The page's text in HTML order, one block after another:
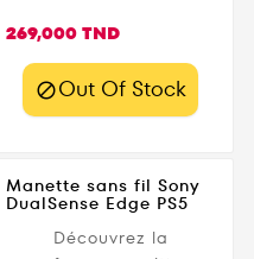
Prix
269,000 TND
Out Of Stock
Manette sans fil Sony
DualSense Edge PS5
Découvrez la